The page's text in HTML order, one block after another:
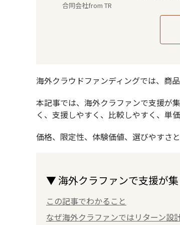
合同会社from TR
海外クラウドファンディングでは、商
本記事では、海外クラファンで支援が
く、支援しやすく、比較しやすく、単
価格、限定性、体験価値、選びやすさ
▼ 海外クラファンで支援が
この記事でわかること
なぜ海外クラファンではリターン設